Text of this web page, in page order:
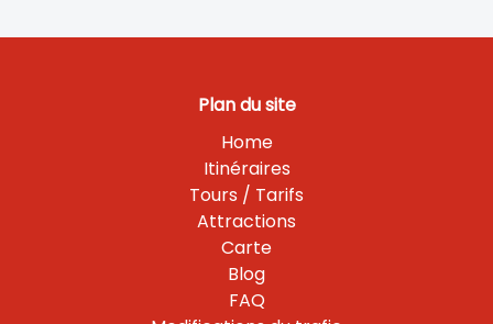
Plan du site
Home
Itinéraires
Tours / Tarifs
Attractions
Carte
Blog
FAQ